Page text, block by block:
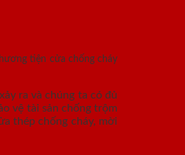
tiện cửa chống cháy
ra và chúng ta có đủ
vệ tài sản chống trộm
thép chống cháy, mời